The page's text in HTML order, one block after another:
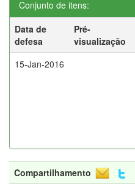
Conjunto de itens:
Data de
defesa
Pré-
visualização
15-Jan-2016
Compartilhamento